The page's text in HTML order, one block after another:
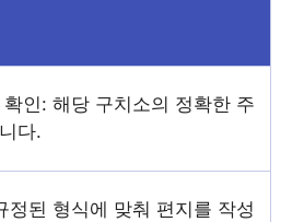
인: 해당 구치소의 정확한 주
다.
정된 형식에 맞춰 편지를 작성